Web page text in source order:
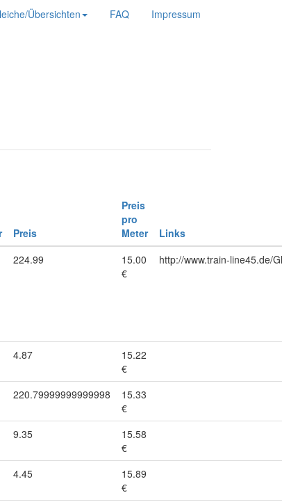
Übersichten FAQ Impressum
Preis
Preis
pro
Meter
Links
224.99
15.00
€
http://www.train-line45.de/
4.87
15.22
€
220.79999999999998
15.33
€
9.35
15.58
€
4.45
15.89
€